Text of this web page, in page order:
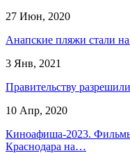
27 Июн, 2020
Анапские пляжи стали
3 Янв, 2021
Правительству
10 Апр, 2020
Киноафиша-2023.
Краснодара на…